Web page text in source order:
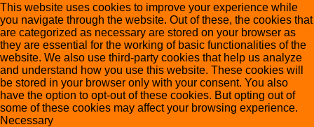
This website uses cookies to improve your experience while
you navigate through the website. Out of these, the cookies that
are categorized as necessary are stored on your browser as
they are essential for the working of basic functionalities of the
website. We also use third-party cookies that help us analyze
and understand how you use this website. These cookies will
be stored in your browser only with your consent. You also
have the option to opt-out of these cookies. But opting out of
some of these cookies may affect your browsing experience.
Necessary